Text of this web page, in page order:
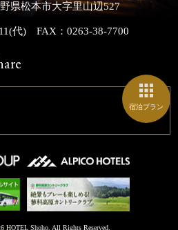
宿泊プラン
県松本市大字里山辺527
代)FAX：0263-38-7700
HOTEL Shoho. All Rights Reserved.